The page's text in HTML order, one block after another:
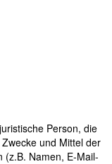
Person, die
und Mittel der
(z.B. Namen, E-Mail-